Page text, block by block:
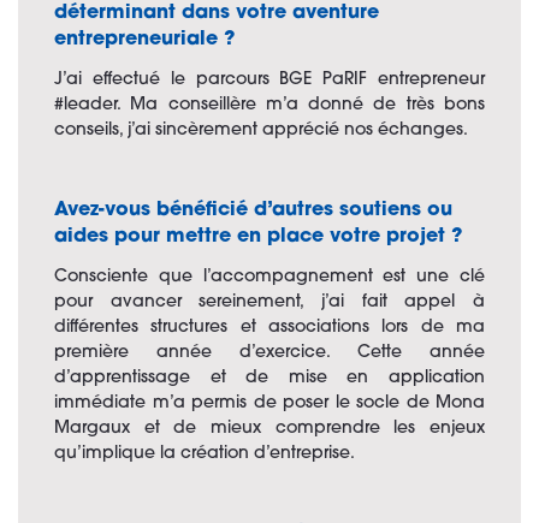
déterminant dans votre aventure
entrepreneuriale ?
J’ai effectué le parcours BGE PaRIF entrepreneur
#leader. Ma conseillère m’a donné de très bons
conseils, j’ai sincèrement apprécié nos échanges.
Avez-vous bénéficié d’autres soutiens ou
aides pour mettre en place votre projet ?
Consciente que l’accompagnement est une clé
pour avancer sereinement, j’ai fait appel à
différentes structures et associations lors de ma
première année d’exercice. Cette année
d’apprentissage et de mise en application
immédiate m’a permis de poser le socle de Mona
Margaux et de mieux comprendre les enjeux
qu’implique la création d’entreprise.